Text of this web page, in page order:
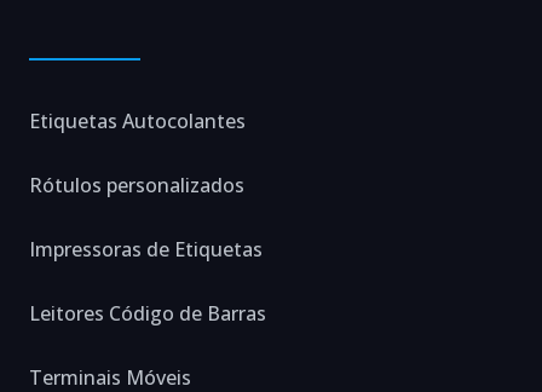
Etiquetas Autocolantes
Rótulos personalizados
Impressoras de Etiquetas
Leitores Código de Barras
Terminais Móveis